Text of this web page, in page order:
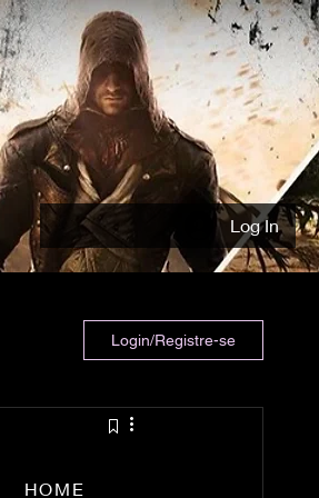
Log In
Login/Registre-se
HOME